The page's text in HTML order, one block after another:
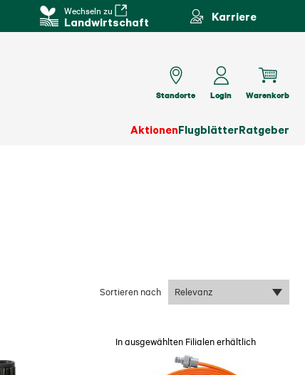
Wechseln zu
Landwirtschaft Karriere
AktionenFlugblätterRatgeber
Standorte Login Warenkorb
Sortieren nach Relevanz
In ausgewählten Filialen erhältlich